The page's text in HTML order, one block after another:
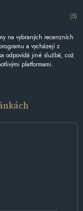
(5)
na vybraných recenzních
a vycházejí z
odpovídá jiné službě, což
platformami.